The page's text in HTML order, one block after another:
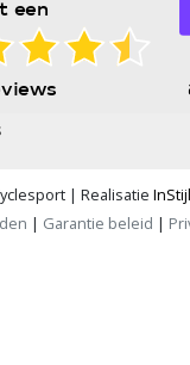
| Realisatie
| Garantie beleid |